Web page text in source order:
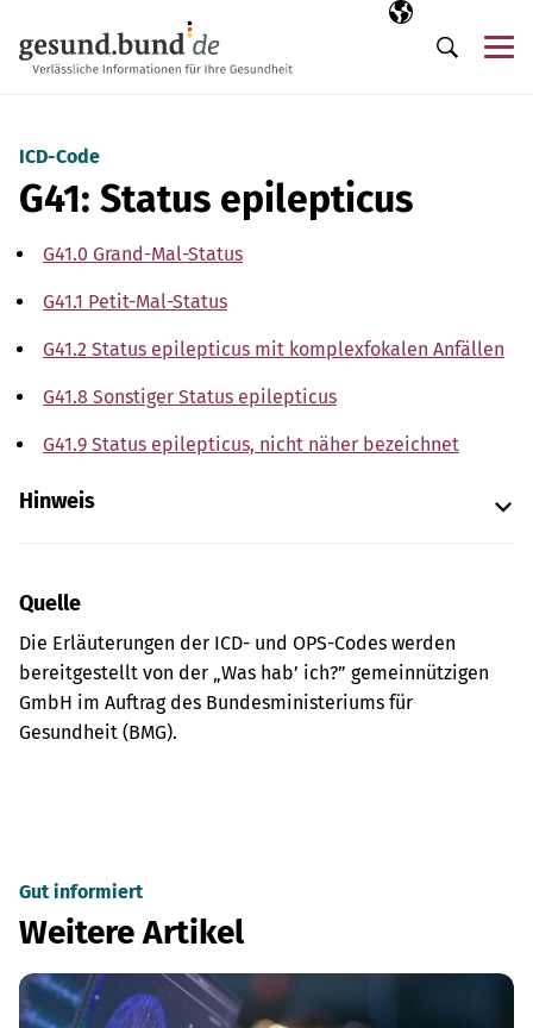
Ausgewählte
DE
Suche
ICD-Code
G41: Status epilepticus
G41.0 Grand-Mal-Status
G41.1 Petit-Mal-Status
G41.2 Status epilepticus mit komplexfokalen Anfällen
G41.8 Sonstiger Status epilepticus
G41.9 Status epilepticus, nicht näher bezeichnet
Hinweis
Quelle
Die Erläuterungen der ICD- und OPS-Codes werden
bereitgestellt von der „Was hab’ ich?” gemeinnützigen
GmbH im Auftrag des Bundesministeriums für
Gesundheit (BMG).
Gut informiert
Weitere Artikel